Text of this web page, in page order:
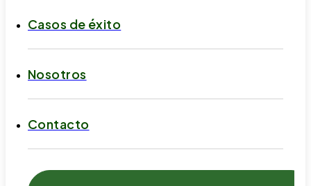
Casos de éxito
Nosotros
Contacto